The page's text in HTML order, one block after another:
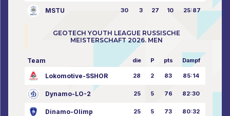
MSTU 30 3 27 10 25:87
GEOTECH YOUTH LEAGUE RUSSISCHE
MEISTERSCHAFT 2026. MEN
Team die P pts Dampf
Lokomotive-SSHOR 28 2 83 85:14
Dynamo-LO-2 25 5 76 82:30
Dinamo-Olimp 25 5 73 80:32